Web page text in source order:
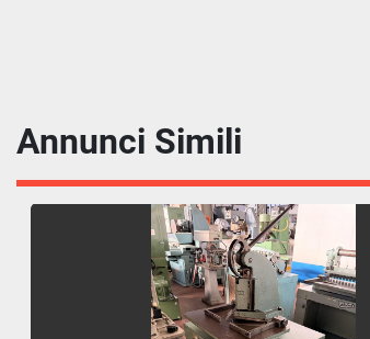
Annunci Simili